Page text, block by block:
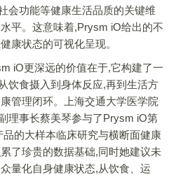
会功能等健康生活品质的关键维
平。这意味着,Prysm iO给出的不
康状态的可视化呈现。
更深远的价值在于,它构建了一
食摄入到身体反应,再到生活方
管理闭环。上海交通大学医学院
理事长蔡美琴参与了Prysm iO第
的大样本临床研究与横断面健康
了珍贵的数据基础,同时她建议未
量化自身健康状态,从饮食、运